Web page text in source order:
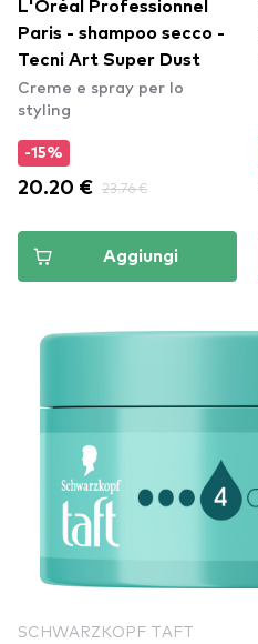
L'Oréal Professionnel
Paris - shampoo secco -
Tecni Art Super Dust
Creme e spray per lo
styling
-15%
20.20 € 23.76 €
Aggiungi
SCHWARZKOPF TAFT